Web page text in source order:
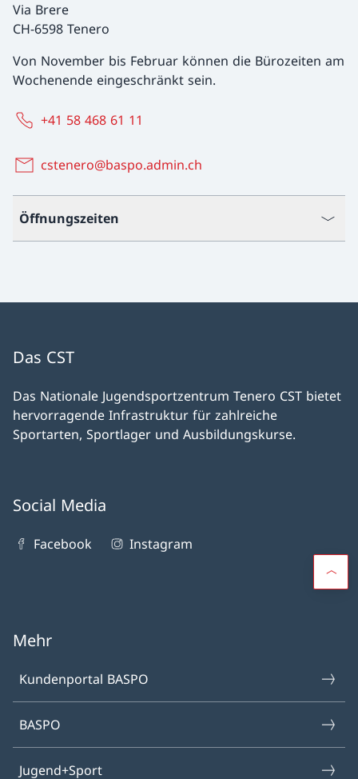
Via Brere
CH-6598 Tenero
Von November bis Februar können die Bürozeiten am
Wochenende eingeschränkt sein.
+41 58 468 61 11
cstenero@baspo.admin.ch
Öffnungszeiten
Das CST
Das Nationale Jugendsportzentrum Tenero CST bietet
hervorragende Infrastruktur für zahlreiche
Sportarten, Sportlager und Ausbildungskurse.
Social Media
Facebook Instagram
Mehr
Kundenportal BASPO
BASPO
Jugend+Sport